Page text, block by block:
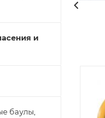
и
баулы,